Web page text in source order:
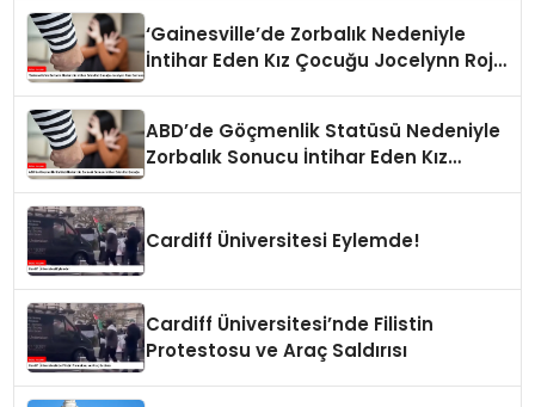
‘Gainesville’de Zorbalık Nedeniyle
İntihar Eden Kız Çocuğu Jocelynn Rojo
ABD’de Göçmenlik Statüsü Nedeniyle
Zorbalık Sonucu İntihar Eden Kız
Cardiff Üniversitesi Eylemde!
Cardiff Üniversitesi’nde Filistin
Protestosu ve Araç Saldırısı